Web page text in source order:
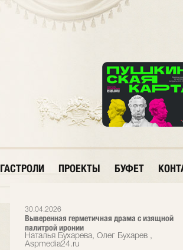
ГАСТРОЛИ ПРОЕКТЫ БУФЕТ
30.04.2026
Выверенная герметичная драма с изящной
палитрой иронии
Наталья Бухарева, Олег Бухарев ,
Аspmedia24.ru